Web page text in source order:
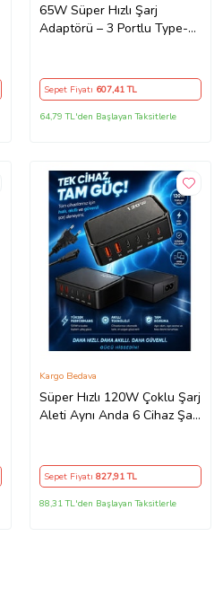
65W Süper Hızlı Şarj
Adaptörü – 3 Portlu Type-C
Cihazı – iPhone, Samsung,
Laptop Uyumlu, 3 Portlu
65W PD + QC Hızlı Şarj
Tipi Şarj Adaptörü – Type-C
PD
Sepet Fiyatı 607,41 TL
64,79 TL'den Başlayan Taksitlerle
Süper Hızlı 120W Çoklu Şarj
Aleti Aynı Anda 6 Cihaz Şarj
Akıllı Şarj Cihazı
Kargo Bedava
Sepet Fiyatı827,91 TL
88,31 TL'den Başlayan Taksitlerle